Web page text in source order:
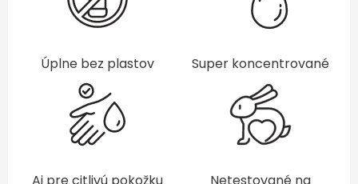
Úplne bez plastov Super koncentrované